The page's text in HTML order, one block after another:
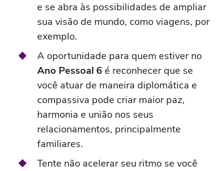
e se abra às possibilidades de ampliar
sua visão de mundo, como viagens, por
exemplo.
A oportunidade para quem estiver no
Ano Pessoal 6 é reconhecer que se
você atuar de maneira diplomática e
compassiva pode criar maior paz,
harmonia e união nos seus
relacionamentos, principalmente
familiares.
Tente não acelerar seu ritmo se você